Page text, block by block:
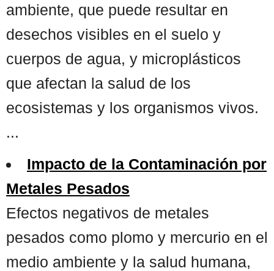
ambiente, que puede resultar en
desechos visibles en el suelo y
cuerpos de agua, y microplásticos
que afectan la salud de los
ecosistemas y los organismos vivos.
...
Impacto de la Contaminación por
Metales Pesados
Efectos negativos de metales
pesados como plomo y mercurio en el
medio ambiente y la salud humana,